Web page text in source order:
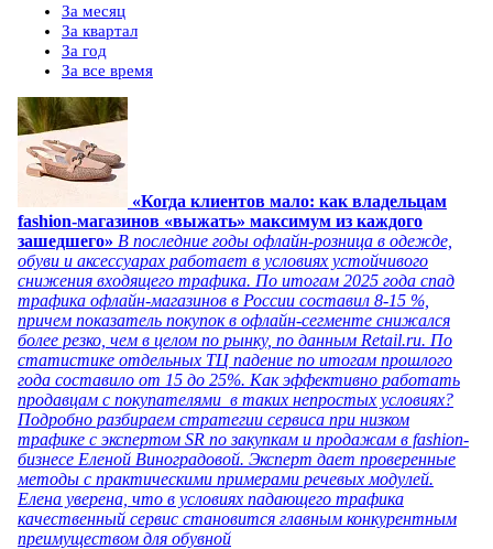
За месяц
За квартал
За год
За все время
«Когда клиентов мало: как владельцам
fashion-магазинов «выжать» максимум из каждого
зашедшего» В последние годы офлайн-розница в одежде,
обуви и аксессуарах работает в условиях устойчивого
снижения входящего трафика. По итогам 2025 года спад
трафика офлайн-магазинов в России составил 8-15 %,
причем показатель покупок в офлайн-сегменте снижался
более резко, чем в целом по рынку, по данным Retail.ru. По
статистике отдельных ТЦ падение по итогам прошлого
года составило от 15 до 25%. Как эффективно работать
продавцам с покупателями в таких непростых условиях?
Подробно разбираем стратегии сервиса при низком
трафике с экспертом SR по закупкам и продажам в fashion-
бизнесе Еленой Виноградовой. Эксперт дает проверенные
методы с практическими примерами речевых модулей.
Елена уверена, что в условиях падающего трафика
качественный сервис становится главным конкурентным
преимуществом для обувной